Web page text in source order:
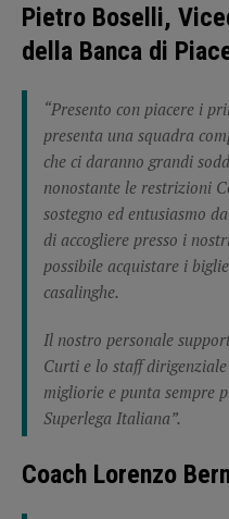
Pietro Boselli,
della Banca di
“Presento con piacere i
presenta una squadra
che ci daranno grandi
nonostante le restrizioni
sostegno ed entusiasmo
di accogliere presso i
possibile acquistare i
casalinghe.
Il nostro personale
Curti e lo staff
migliorie e punta sempre
Superlega Italiana”.
Coach Lorenzo